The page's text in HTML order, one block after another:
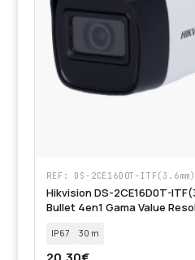
REF: DS-2CE16D0T-
Hikvision DS-2CE16D0T-
Bullet 4en1 Gama Value
IP67 30 m